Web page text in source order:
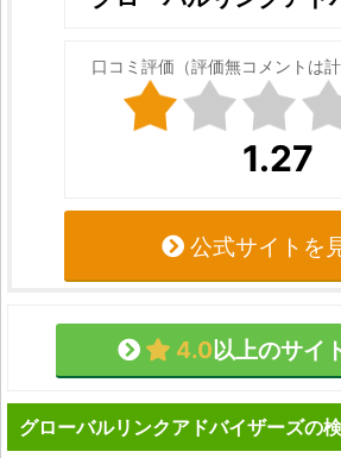
口コミ評価（評価無コメントは計
1.27
公式サイトを
4.0以上のサイ
グローバルリンクアドバイザーズの